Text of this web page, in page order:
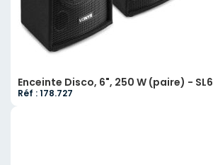
Enceinte Disco, 6", 250 W (paire) - SL6
Réf : 178.727